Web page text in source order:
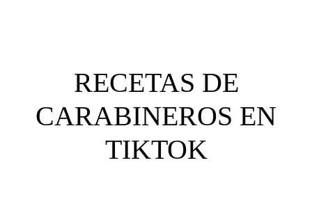
RECETAS DE
CARABINEROS EN
TIKTOK